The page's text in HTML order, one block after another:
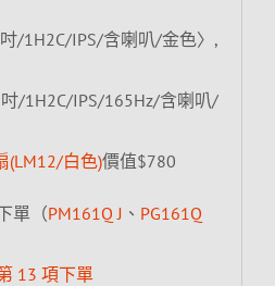
/1H2C/IPS/含喇叭/金色〉,
吋/1H2C/IPS/165Hz/含喇叭/
(LM12/白色)價值$780
單（PM161Q J 、 PG161Q
13 項下單